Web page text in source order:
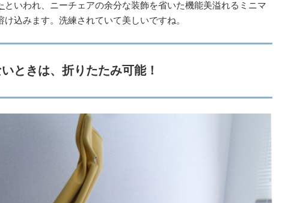
といわれ、ニーチェアの余分な装飾を省いた機能美溢れるミニマ
込みます。洗練されていて美しいですね。
ときは、折りたたみ可能！